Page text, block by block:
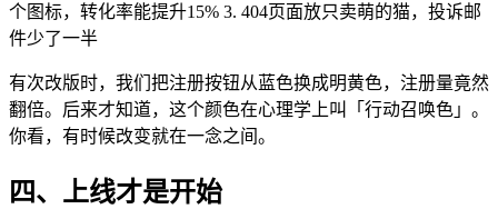
个图标，转化率能提升15% 3. 404页面放只卖萌的猫，投诉邮
件少了一半
有次改版时，我们把注册按钮从蓝色换成明黄色，注册量竟然
翻倍。后来才知道，这个颜色在心理学上叫「行动召唤色」。
你看，有时候改变就在一念之间。
四、上线才是开始